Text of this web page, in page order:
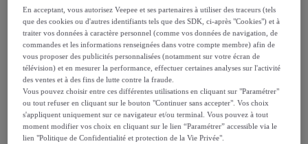
Vendu parPostquam Cosmetic
Livraison
Livraison à partir de5,99 €
En acceptant, vous autorisez Veepee et ses partenaires à utiliser des traceurs (tels
que des cookies ou d'autres identifiants tels que des SDK, ci-après "Cookies") et à
traiter vos données à caractère personnel (comme vos données de navigation, de
commandes et les informations renseignées dans votre compte membre) afin de
vous proposer des publicités personnalisées (notamment sur votre écran de
télévision) et en mesurer la performance, effectuer certaines analyses sur l'activité
des ventes et à des fins de lutte contre la fraude.
Vous pouvez choisir entre ces différentes utilisations en cliquant sur "Paramétrer"
ou tout refuser en cliquant sur le bouton "Continuer sans accepter". Vos choix
s'appliquent uniquement sur ce navigateur et/ou terminal. Vous pouvez à tout
moment modifier vos choix en cliquant sur le lien “Paramétrer” accessible via le
lien "Politique de Confidentialité et protection de la Vie Privée".